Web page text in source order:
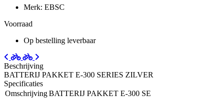
Merk: EBSC
Voorraad
Op bestelling leverbaar
Beschrijving
BATTERIJ PAKKET E-300 SERIES ZILVER
Specificaties
OmschrijvingBATTERIJ PAKKET E-300 SE